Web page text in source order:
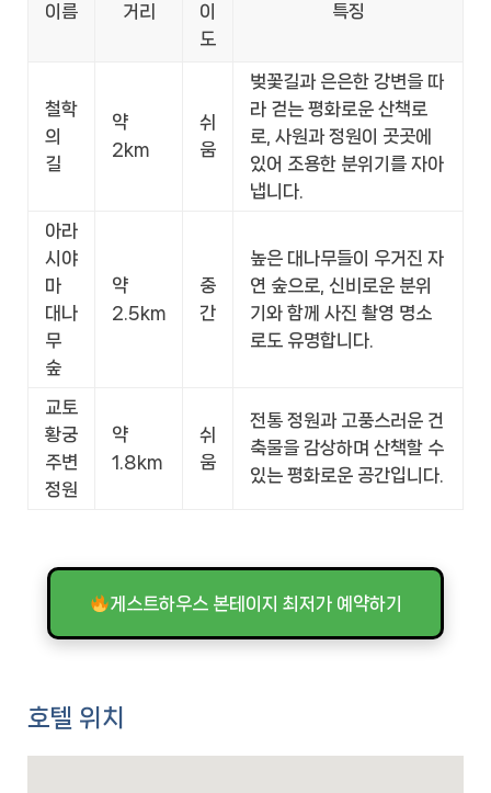
이름 거리
이
도
특징
철학
의
길
약
2km
쉬
움
벚꽃길과 은은한 강변을 따
라 걷는 평화로운 산책로
로, 사원과 정원이 곳곳에
있어 조용한 분위기를 자아
냅니다.
아라
시야
마
대나
무
숲
약
2.5km
중
간
높은 대나무들이 우거진 자
연 숲으로, 신비로운 분위
기와 함께 사진 촬영 명소
로도 유명합니다.
교토
황궁
주변
정원
약
1.8km
쉬
움
전통 정원과 고풍스러운 건
축물을 감상하며 산책할 수
있는 평화로운 공간입니다.
게스트하우스 본테이지 최저가 예약하기
호텔 위치